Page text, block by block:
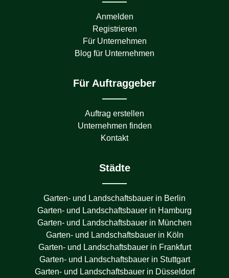
Anmelden
Registrieren
Für Unternehmen
Blog für Unternehmen
Für Auftraggeber
Auftrag erstellen
Unternehmen finden
Kontakt
Städte
Garten- und Landschaftsbauer in Berlin
Garten- und Landschaftsbauer in Hamburg
Garten- und Landschaftsbauer in München
Garten- und Landschaftsbauer in Köln
Garten- und Landschaftsbauer in Frankfurt
Garten- und Landschaftsbauer in Stuttgart
Garten- und Landschaftsbauer in Düsseldorf